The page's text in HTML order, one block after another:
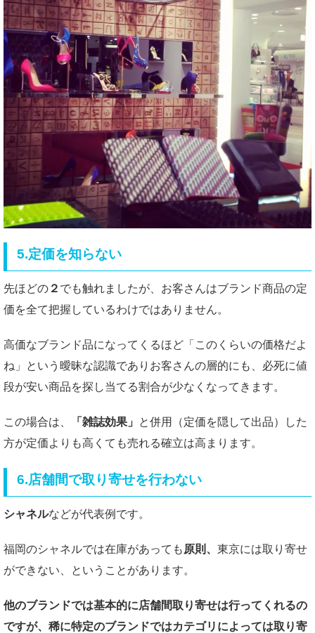
5.定価を知らない
先ほどの ２ でも触れましたが、お客さんはブランド商品の定
価を全て把握しているわけではありません。
高価なブランド品になってくるほど「このくらいの価格だよ
ね」という曖昧な認識でありお客さんの層的にも、必死に値
段が安い商品を探し当てる割合が少なくなってきます。
この場合は、 「雑誌効果」
と併用（定価を隠して出品）した
方が定価よりも高くても売れる確立は高まります。
6.店舗間で取り寄せを行わない
シャネルなどが代表例です。
福岡のシャネルでは在庫があっても 原則、 東京には取り寄せ
ができない、ということがあります。
他のブランドでは基本的に店舗間取り寄せは行ってくれるの
ですが、稀に特定のブランドではカテゴリによっては取り寄